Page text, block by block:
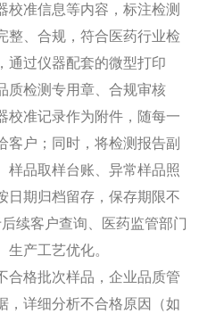
校准信息等内容，标注检测
整、合规，符合医药行业检
通过仪器配套的微型打印
质检测专用章、合规审核
校准记录作为附件，随每一
客户；同时，将检测报告副
样品取样台账、异常样品照
日期归档留存，保存期限不
续客户查询、医药监管部门
产工艺优化。
合格批次样品，企业品质管
，详细分析不合格原因（如